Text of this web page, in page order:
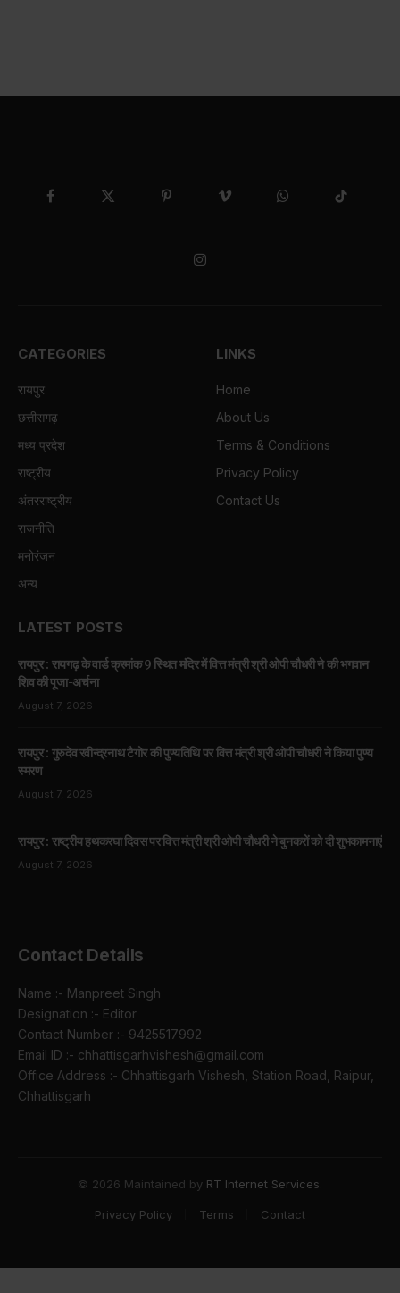
FacebookX
Pinterest Vimeo WhatsAppTikTok
Instagram
CATEGORIES
रायपुर
छत्तीसगढ़
मध्य प्रदेश
राष्ट्रीय
अंतरराष्ट्रीय
राजनीति
मनोरंजन
अन्य
LINKS
Home
About Us
Terms & Conditions
Privacy Policy
Contact Us
LATEST POSTS
रायपुर : रायगढ़ के वार्ड क्रमांक 9 स्थित मंदिर में वित्त मंत्री श्री ओपी चौधरी ने की भगवान
शिव की पूजा-अर्चना
August 7, 2026
रायपुर : गुरुदेव रवीन्द्रनाथ टैगोर की पुण्यतिथि पर वित्त मंत्री श्री ओपी चौधरी ने किया पुण्य
स्मरण
August 7, 2026
रायपुर : राष्ट्रीय हथकरघा दिवस पर वित्त मंत्री श्री ओपी चौधरी ने बुनकरों को दी शुभकामनाएं
August 7, 2026
Contact Details
Name :- Manpreet Singh
Designation :- Editor
Contact Number :- 9425517992
Email ID :- chhattisgarhvishesh@gmail.com
Office Address :- Chhattisgarh Vishesh, Station Road, Raipur,
Chhattisgarh
© 2026 Maintained by RT Internet Services
Privacy Policy Terms Contact